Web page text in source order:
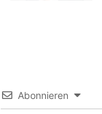
Abonnieren